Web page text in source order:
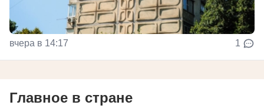
вчера в 14:17 1
Главное в стране